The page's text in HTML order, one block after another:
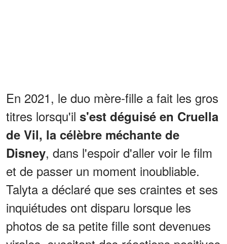
En 2021, le duo mère-fille a fait les gros
titres lorsqu'il s'est déguisé en Cruella
de Vil, la célèbre méchante de
Disney, dans l'espoir d'aller voir le film
et de passer un moment inoubliable.
Talyta a déclaré que ses craintes et ses
inquiétudes ont disparu lorsque les
photos de sa petite fille sont devenues